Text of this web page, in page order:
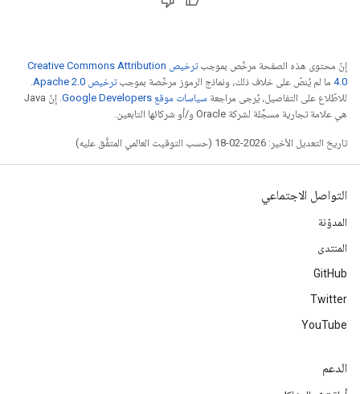
إنّ محتوى هذه الصفحة مرخّص بموجب
ترخيص Creative Commons Attribution
4.0‏ ما لم يُنصّ على خلاف ذلك، ونماذج الرموز مرخّصة بموجبترخيص Apache 2.0‏
.
للاطّلاع على التفاصيل، يُرجى مراجعة سياسات موقع Google Developers‏
. إنّ Java
هي علامة تجارية مسجَّلة لشركة Oracle و/أو شركائها التابعين.
تاريخ التعديل الأخير: 2026-02-18 (حسب التوقيت العالمي المتفَّق عليه)
التواصل الاجتماعي
المدوّنة
المنتدى
GitHub
Twitter
YouTube
الدعم